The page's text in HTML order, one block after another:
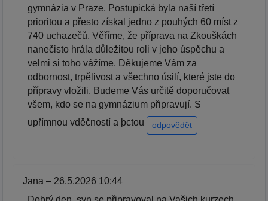
gymnázia v Praze. Postupická byla naší třetí
prioritou a přesto získal jedno z pouhých 60 míst z
740 uchazečů. Věříme, že příprava na Zkouškách
nanečisto hrála důležitou roli v jeho úspěchu a
velmi si toho vážíme. Děkujeme Vám za
odbornost, trpělivost a všechno úsilí, které jste do
přípravy vložili. Budeme Vás určitě doporučovat
všem, kdo se na gymnázium připravují. S
upřímnou vděčností a þctou
odpovědět
Jana – 26.5.2026 10:44